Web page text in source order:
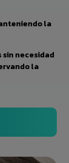
la
necesidad
la